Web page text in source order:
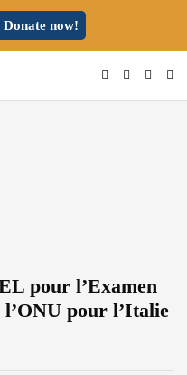
Donate now!
pour l’Examen
pour l’Italie